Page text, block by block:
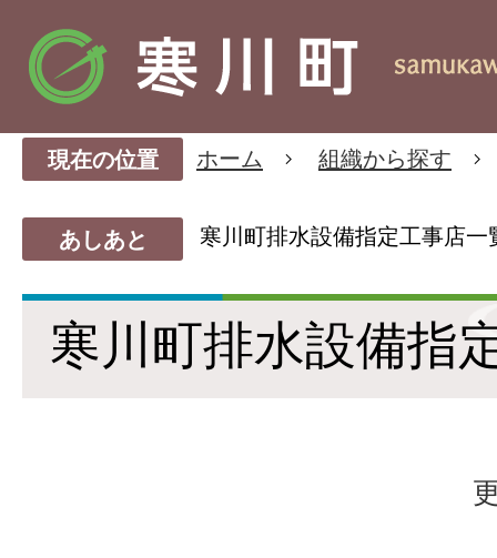
現在の位置 ホーム 組織から探す
あしあと 寒川町排水設備指定工事店一
寒川町排水設備指